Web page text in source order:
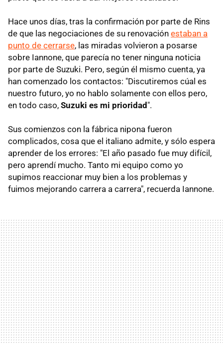
Hace unos días, tras la confirmación por parte de Rins
de que las negociaciones de su renovación estaban a
punto de cerrarse, las miradas volvieron a posarse
sobre Iannone, que parecía no tener ninguna noticia
por parte de Suzuki. Pero, según él mismo cuenta, ya
han comenzado los contactos: "Discutiremos cúal es
nuestro futuro, yo no hablo solamente con ellos pero,
en todo caso, Suzuki es mi prioridad ".
Sus comienzos con la fábrica nipona fueron
complicados, cosa que el italiano admite, y sólo espera
aprender de los errores: "El año pasado fue muy difícil,
pero aprendí mucho. Tanto mi equipo como yo
supimos reaccionar muy bien a los problemas y
fuimos mejorando carrera a carrera", recuerda Iannone.